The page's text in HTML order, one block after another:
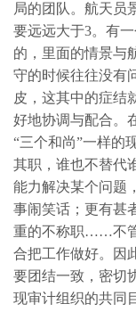
局的团队。航天员
要远远大于3。有
的，里面的情景与
守的时候往往没有
皮，这其中的症结
好地协调与配合。
“三个和尚”一样的
其职，谁也不替代
能力解决某个问题
事闹笑话；更有甚
重的不称职……不
合把工作做好。因
要团结一致，密切
现审计组织的共同